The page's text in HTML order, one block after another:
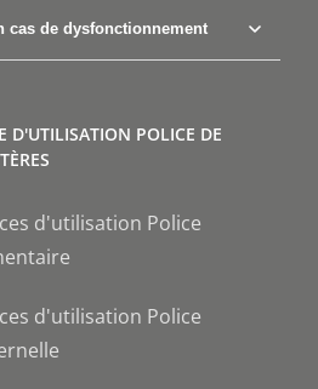
cas de dysfonctionnement
D'UTILISATION POLICE DE
d'utilisation Police
d'utilisation Police